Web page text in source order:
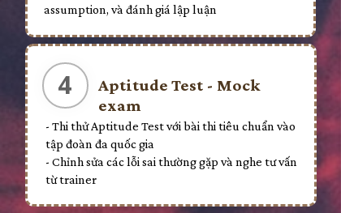
assumption, và đánh giá lập luận
Aptitude Test - Mock
exam
- Thi thử Aptitude Test với bài thi tiêu chuẩn vào
tập đoàn đa quốc gia
- Chỉnh sửa các lỗi sai thường gặp và nghe tư vấn
từ trainer
4